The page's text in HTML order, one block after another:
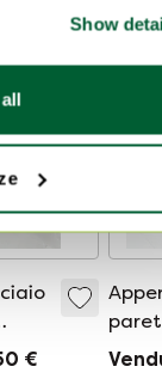
Show
€
blu/
da